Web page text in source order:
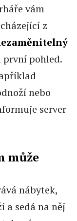
vám
z
první pohled.
nebo
server
může
nábytek,
a sedá na něj